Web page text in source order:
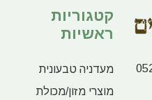
קטגוריות
ראשיות
מעדניה טבעונית
מוצרי מזון/מכולת